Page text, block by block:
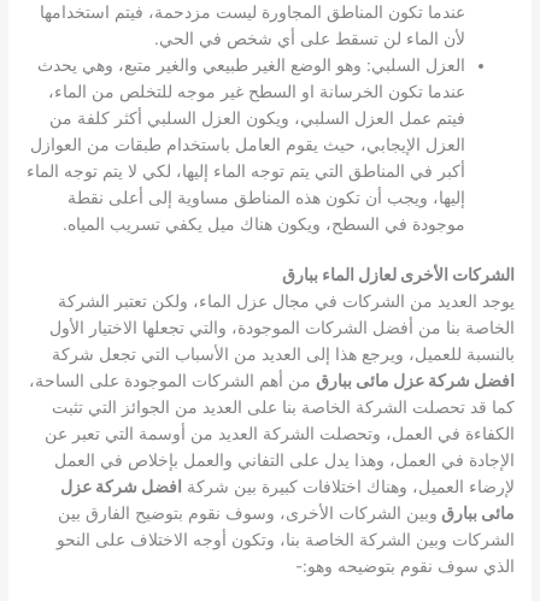
عندما تكون المناطق المجاورة ليست مزدحمة، فيتم استخدامها
لأن الماء لن تسقط على أي شخص في الحي.
العزل السلبي: وهو الوضع الغير طبيعي والغير متبع، وهي يحدث
عندما تكون الخرسانة او السطح غير موجه للتخلص من الماء،
فيتم عمل العزل السلبي، ويكون العزل السلبي أكثر كلفة من
العزل الإيجابي، حيث يقوم العامل باستخدام طبقات من العوازل
أكبر في المناطق التي يتم توجه الماء إليها، لكي لا يتم توجه الماء
إليها، ويجب أن تكون هذه المناطق مساوية إلى أعلى نقطة
موجودة في السطح، ويكون هناك ميل يكفي تسريب المياه.
الشركات الأخرى لعازل الماء ببارق
يوجد العديد من الشركات في مجال عزل الماء، ولكن تعتبر الشركة
الخاصة بنا من أفضل الشركات الموجودة، والتي تجعلها الاختيار الأول
بالنسبة للعميل، ويرجع هذا إلى العديد من الأسباب التي تجعل شركة
افضل شركة عزل مائى ببارق من أهم الشركات الموجودة على الساحة،
كما قد تحصلت الشركة الخاصة بنا على العديد من الجوائز التي تثبت
الكفاءة في العمل، وتحصلت الشركة العديد من أوسمة التي تعبر عن
الإجادة في العمل، وهذا يدل على التفاني والعمل بإخلاص في العمل
لإرضاء العميل، وهناك اختلافات كبيرة بين شركة افضل شركة عزل
مائى ببارق وبين الشركات الأخرى، وسوف نقوم بتوضيح الفارق بين
الشركات وبين الشركة الخاصة بنا، وتكون أوجه الاختلاف على النحو
الذي سوف نقوم بتوضيحه وهو:-